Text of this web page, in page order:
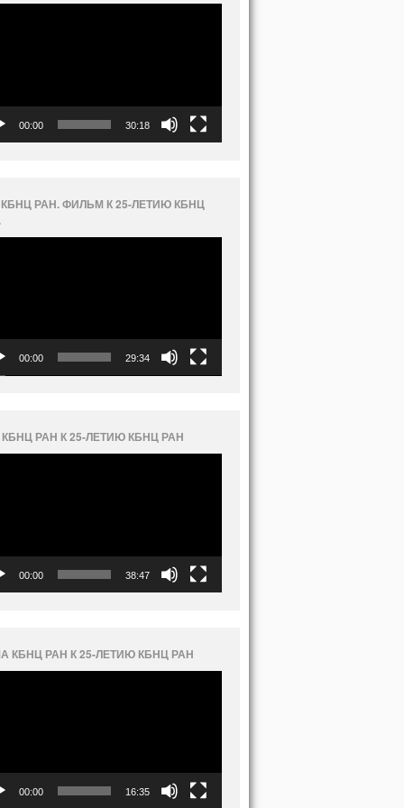
00:00 30:18
РАН. ФИЛЬМ К 25-ЛЕТИЮ КБНЦ
00:00 29:34
РАН К 25-ЛЕТИЮ КБНЦ РАН
00:00 38:47
КБНЦ РАН К 25-ЛЕТИЮ КБНЦ РАН
00:00 16:35